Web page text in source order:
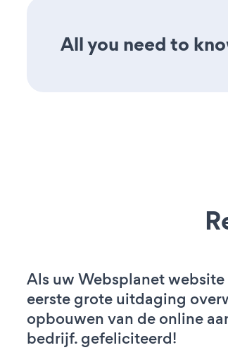
All you need to
Als uw Websplanet
eerste grote uitdaging
opbouwen van de online
bedrijf. gefeliciteerd!